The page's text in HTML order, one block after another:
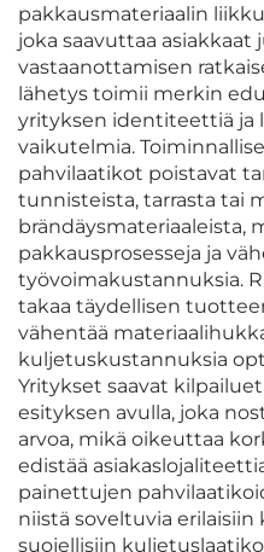
pakkausmateriaalin
joka saavuttaa
vastaanottamisen
lähetys toimii merkin
yrityksen identiteettiä ja
vaikutelmia.
pahvilaatikot poistavat
tunnisteista, tarrasta tai
brändäysmateriaaleista,
pakkausprosesseja ja
työvoimakustannuksia.
takaa täydellisen
vähentää
kuljetuskustannuksia
Yritykset saavat
esityksen avulla, joka
arvoa, mikä oikeuttaa
edistää
painettujen
niistä soveltuvia
suojellisiin